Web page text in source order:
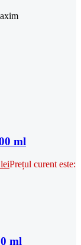
ml
leiPrețul curent este:
ml